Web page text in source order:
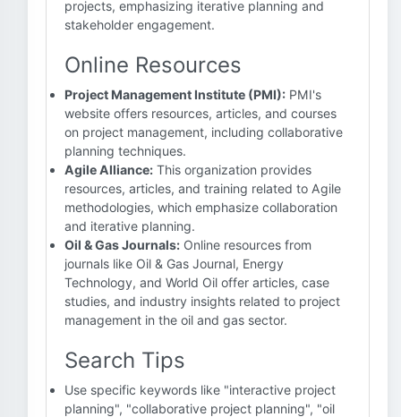
projects, emphasizing iterative planning and
stakeholder engagement.
Online Resources
Project Management Institute (PMI): PMI's
website offers resources, articles, and courses
on project management, including collaborative
planning techniques.
Agile Alliance: This organization provides
resources, articles, and training related to Agile
methodologies, which emphasize collaboration
and iterative planning.
Oil & Gas Journals: Online resources from
journals like Oil & Gas Journal, Energy
Technology, and World Oil offer articles, case
studies, and industry insights related to project
management in the oil and gas sector.
Search Tips
Use specific keywords like "interactive project
planning", "collaborative project planning", "oil